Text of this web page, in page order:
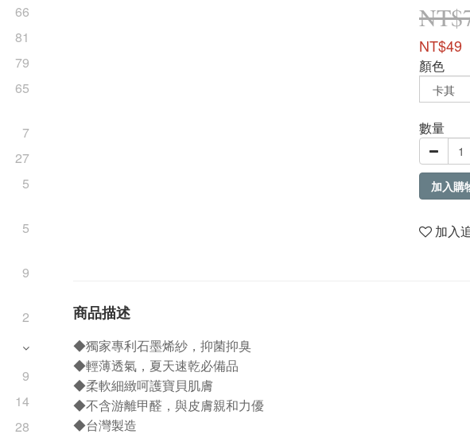
66
81
79
65
7
27
5
5
9
2
9
14
28
NT$49
顏色
數量
加入購
加入
商品描述
◆獨家專利石墨烯紗，抑菌抑臭
◆輕薄透氣，夏天速乾必備品
◆柔軟細緻呵護寶貝肌膚
◆不含游離甲醛，與皮膚親和力優
◆台灣製造